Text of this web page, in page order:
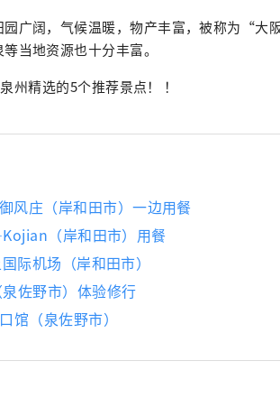
园广阔，气候温暖，物产丰富，被称为“大
当地资源也十分丰富。
州精选的5个推荐景点！ ！
庄（岸和田市）一边用餐
（岸和田市）用餐
际机场（岸和田市）
佐野市）体验修行
馆（泉佐野市）